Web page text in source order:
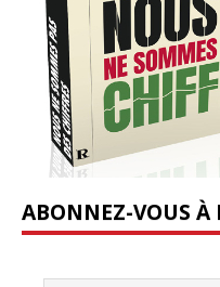
ABONNEZ-VOUS À